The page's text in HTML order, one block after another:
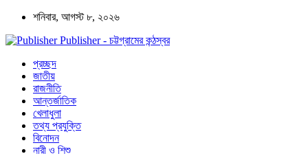
শনিবার, আগস্ট ৮, ২০২৬
Publisher - চট্টগ্রামের কন্ঠস্বর
প্রচ্ছদ
জাতীয়
রাজনীতি
আন্তর্জাতিক
খেলাধুলা
তথ্য প্রযুক্তি
বিনোদন
নারী ও শিশু